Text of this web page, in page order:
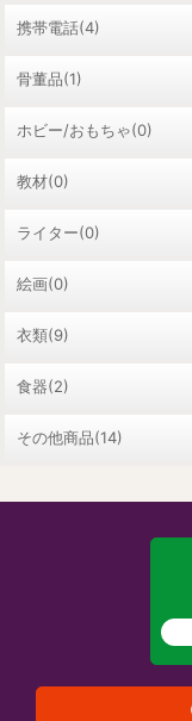
携帯電話(4)
骨董品(1)
ホビー/おもちゃ(0)
教材(0)
ライター(0)
絵画(0)
衣類(9)
食器(2)
その他商品(14)